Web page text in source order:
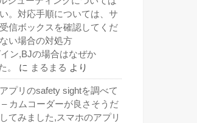
。対応手順については、サ
信ボックスを確認してくだ
い場合の対処方
ン,BJの場合はなぜか
。
に まるまる より
プリのsafety sightを調べて
カムコーダーが良さそうだ
てみました,スマホのアプリ